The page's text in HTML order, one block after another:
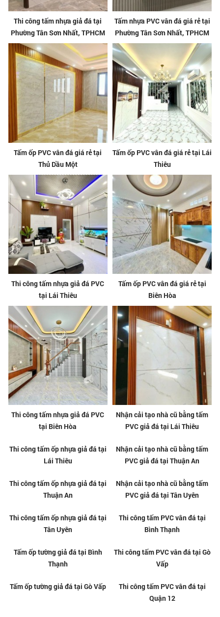
Thi công tấm nhựa giả đá tại
Phường Tân Sơn Nhất, TPHCM
Tấm nhựa PVC vân đá giá rẻ tại
Phường Tân Sơn Nhất, TPHCM
Tấm ốp PVC vân đá giá rẻ tại
Thủ Dầu Một
Tấm ốp PVC vân đá giá rẻ tại Lái
Thiêu
Thi công tấm nhựa giả đá PVC
tại Lái Thiêu
Tấm ốp PVC vân đá giá rẻ tại
Biên Hòa
Thi công tấm nhựa giả đá PVC
tại Biên Hòa
Nhận cải tạo nhà cũ bằng tấm
PVC giả đá tại Lái Thiêu
Lái Thiêu
PVC giả đá tại Thuận An